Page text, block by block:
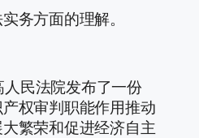
务方面的理解。
人民法院发布了一份
产权审判职能作用推动
繁荣和促进经济自主